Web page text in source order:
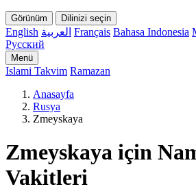
Görünüm Dilinizi seçin
English العربية Français Bahasa Indonesia
Русский
Menü
Islami Takvim Ramazan
Anasayfa
Rusya
Zmeyskaya
Zmeyskaya için
Vakitleri